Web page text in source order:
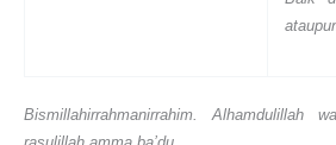
Bismillahirrahmanirrahim. Alhamdulillah